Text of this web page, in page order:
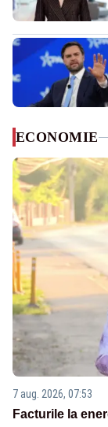
ECONOMIE
7 aug. 2026, 07:53
Facturile la